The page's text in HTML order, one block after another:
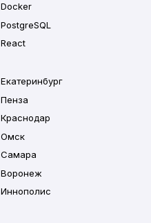
Docker
PostgreSQL
React
Екатеринбург
Пенза
Краснодар
Омск
Самара
Воронеж
Иннополис